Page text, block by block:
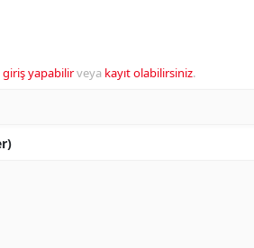
giriş yapabilirveya kayıt olabilirsiniz.